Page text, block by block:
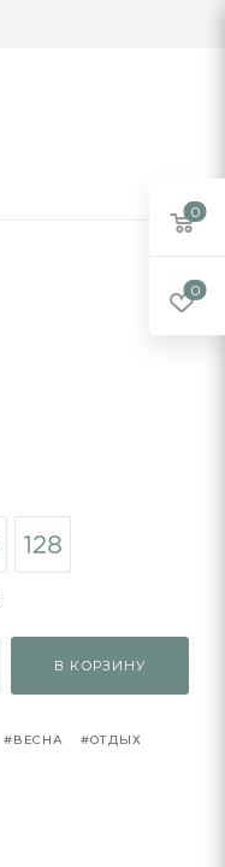
В КОРЗИНУ
#ВЕСНА
#ОТДЫХ
0
0